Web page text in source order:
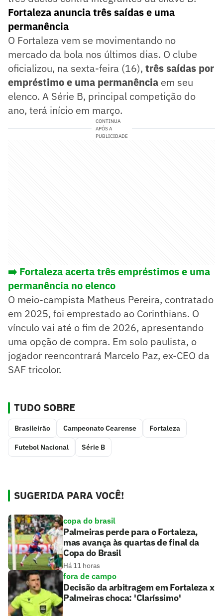
Fortaleza anuncia três saídas e uma
permanência
O Fortaleza vem se movimentando no
mercado da bola nos últimos dias. O clube
oficializou, na sexta-feira (16), três saídas por
empréstimo e uma permanência em seu
elenco. A Série B, principal competição do
ano, terá início em março.
CONTINUA
APÓS A
PUBLICIDADE
➡️ Fortaleza acerta três empréstimos e uma
permanência no elenco
O meio-campista Matheus Pereira, contratado
em 2025, foi emprestado ao Corinthians. O
vínculo vai até o fim de 2026, apresentando
uma opção de compra. Em solo paulista, o
jogador reencontrará Marcelo Paz, ex-CEO da
SAF tricolor.
TUDO SOBRE
Brasileirão Campeonato Cearense Fortaleza
Futebol Nacional Série B
SUGERIDA PARA VOCÊ!
copa do brasil
Palmeiras perde para o Fortaleza,
mas avança às quartas de final da
Copa do Brasil
Há 11 horas
fora de campo
Decisão da arbitragem em Fortaleza x
Palmeiras choca: 'Claríssimo'